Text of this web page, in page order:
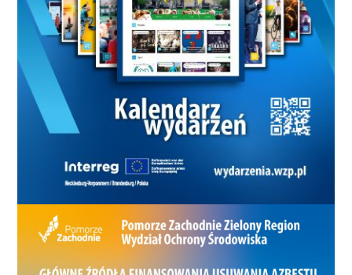
gmin. Autobus nie jest wyłącznie środkiem
transportu. Jest też odpowiedzią na pytanie, czy
miasto chce być dostępne dla ludzi, którzy pracują,
uczą się, leczą i załatwiają sprawy w Koszalinie, ale
mieszkają poza jego granicami. Gospodarka? Tu
widać stabilny wzrost. W 2012 roku w Koszalinie było
18 373 podmiotów gospodarczych. W 2015 roku
działało około 18 200 firm, pięć lat temu 18 903, a w
2025 roku już 19 230. To nie jest eksplozja, ale
konsekwentny ruch w górę. Największe wrażenie
robi jednak strefa ekonomiczna. Dekadę temu
działały tam 22 duże firmy produkcyjne,
zatrudniające 1830 osób. Dziś jest to 61 firm i około
3500 zatrudnionych. Do tego ponad pół miliarda